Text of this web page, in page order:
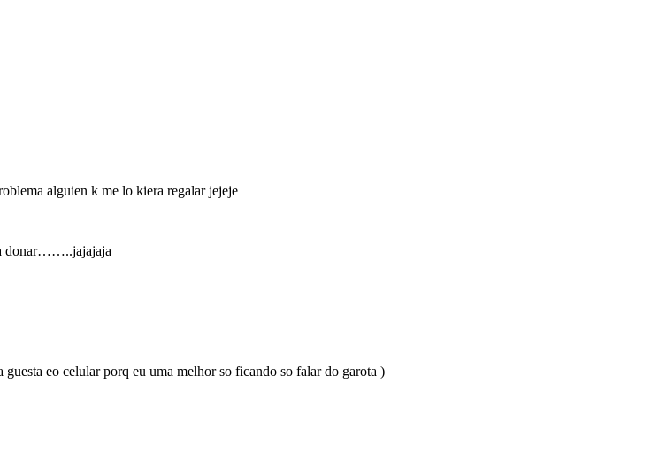
alguien k me lo kiera regalar jejeje
donar……..jajajaja
eo celular porq eu uma melhor so ficando so falar do garota )